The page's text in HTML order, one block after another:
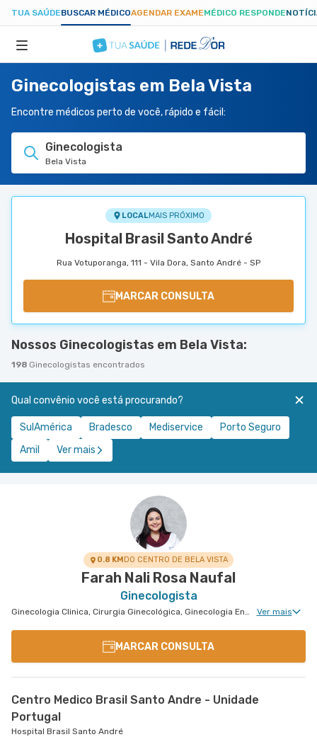
TUA SAÚDEBUSCAR MÉDICOAGENDAR EXAMEMÉDICO RESPONDE
ESPECIALIDADES
HOSPITAIS
TUASAUDE.COM
Ginecologistas em Bela Vista
Encontre médicos perto de você, rápido e fácil:
Ginecologista
Bela Vista
LOCALMAIS PRÓXIMO
Hospital Brasil Santo André
Rua Votuporanga, 111 - Vila Dora, Santo André - SP
MARCAR CONSULTA
Nossos Ginecologistas em Bela Vista:
198 Ginecologistas encontrados
Qual convênio você está procurando?
SulAmérica Bradesco Mediservice
Porto Seguro
Amil
Ver mais
0.8 KMDO CENTRO DE BELA VISTA
Farah Nali Rosa Naufal
Ginecologista
Ginecologia Clinica, Cirurgia Ginecológica, Ginecologia Endócrina, Núcleo de Endometriose, Cirurgia Robótica Ginecológica, Ginecologia Oncológica, Miomatose Uterina(Miomas), Ginecologia Videohisteroscopia Ver mais
MARCAR CONSULTA
Centro Medico Brasil Santo Andre - Unidade
Portugal
Hospital Brasil Santo André